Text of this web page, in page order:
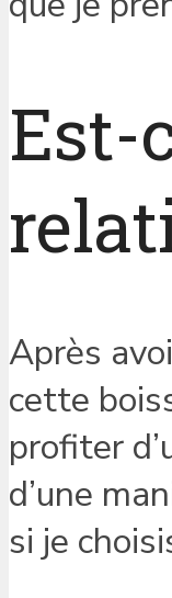
Est-
Après
cette
profiter
d’une
si je